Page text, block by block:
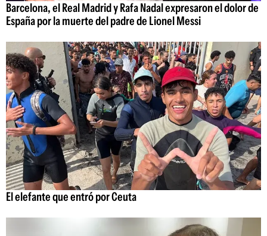
Barcelona, el Real Madrid y Rafa Nadal expresaron el dolor de
España por la muerte del padre de Lionel Messi
El elefante que entró por Ceuta